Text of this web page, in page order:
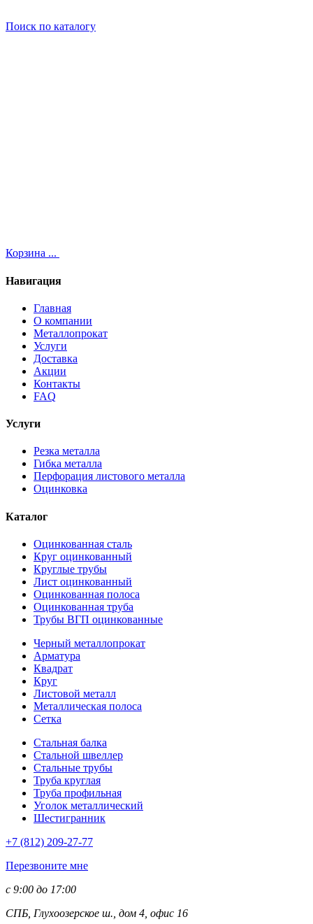
Поиск по каталогу
Корзина ...
Навигация
Главная
О компании
Металлопрокат
Услуги
Доставка
Акции
Контакты
FAQ
Услуги
Резка металла
Гибка металла
Перфорация листового металла
Оцинковка
Каталог
Оцинкованная сталь
Круг оцинкованный
Круглые трубы
Лист оцинкованный
Оцинкованная полоса
Оцинкованная труба
Трубы ВГП оцинкованные
Черный металлопрокат
Арматура
Квадрат
Круг
Листовой металл
Металлическая полоса
Сетка
Стальная балка
Стальной швеллер
Стальные трубы
Труба круглая
Труба профильная
Уголок металлический
Шестигранник
+7 (812) 209-27-77
Перезвоните мне
с 9:00 до 17:00
СПБ, Глухоозерское ш., дом 4, офис 16